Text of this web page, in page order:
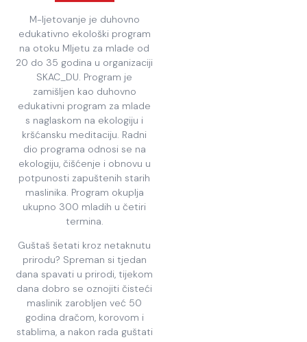
M-ljetovanje je duhovno
edukativno ekološki program
na otoku Mljetu za mlade od
20 do 35 godina u organizaciji
SKAC_DU. Program je
zamišljen kao duhovno
edukativni program za mlade
s naglaskom na ekologiju i
kršćansku meditaciju. Radni
dio programa odnosi se na
ekologiju, čišćenje i obnovu u
potpunosti zapuštenih starih
maslinika. Program okuplja
ukupno 300 mladih u četiri
termina.
Guštaš šetati kroz netaknutu
prirodu? Spreman si tjedan
dana spavati u prirodi, tijekom
dana dobro se oznojiti čisteći
maslinik zarobljen već 50
godina dračom, korovom i
stablima, a nakon rada guštati